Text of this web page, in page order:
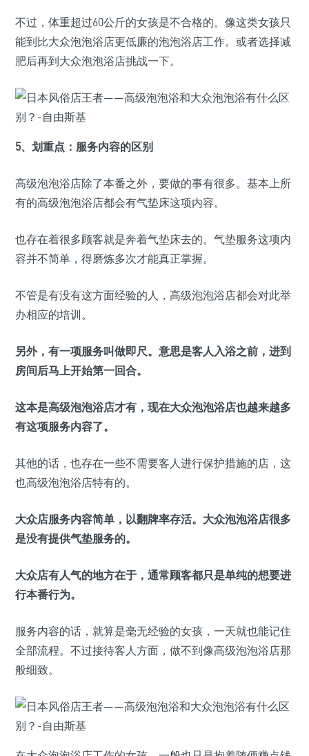
不过，体重超过60公斤的女孩是不合格的。像这类女孩只
能到比大众泡泡浴店更低廉的泡泡浴店工作。或者选择减
肥后再到大众泡泡浴店挑战一下。
5、划重点：服务内容的区别
高级泡泡浴店除了本番之外，要做的事有很多。基本上所
有的高级泡泡浴店都会有气垫床这项内容。
也存在着很多顾客就是奔着气垫床去的。气垫服务这项内
容并不简单，得磨炼多次才能真正掌握。
不管是有没有这方面经验的人，高级泡泡浴店都会对此举
办相应的培训。
另外，有一项服务叫做即尺。意思是客人入浴之前，进到
房间后马上开始第一回合。
这本是高级泡泡浴店才有，现在大众泡泡浴店也越来越多
有这项服务内容了。
其他的话，也存在一些不需要客人进行保护措施的店，这
也高级泡泡浴店特有的。
大众店服务内容简单，以翻牌率存活。大众泡泡浴店很多
是没有提供气垫服务的。
大众店有人气的地方在于，通常顾客都只是单纯的想要进
行本番行为。
服务内容的话，就算是毫无经验的女孩，一天就也能记住
全部流程。不过接待客人方面，做不到像高级泡泡浴店那
般细致。